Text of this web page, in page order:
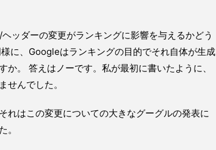
ッダーの変更がランキングに影響を与えるかどう
に、Googleはランキングの目的でそれ自体が生成
か。 答えはノーです。私が最初に書いたように、
せんでした。
れはこの変更についての大きなグーグルの発表に
。